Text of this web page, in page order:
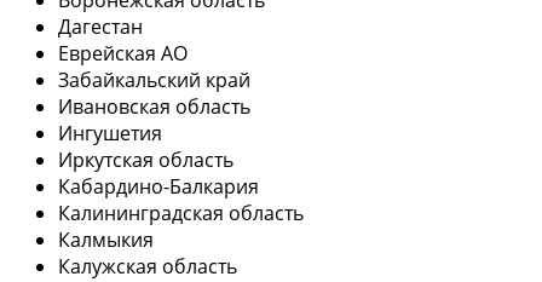
Дагестан
Еврейская АО
Забайкальский край
Ивановская область
Ингушетия
Иркутская область
Кабардино-Балкария
Калининградская область
Калмыкия
Калужская область